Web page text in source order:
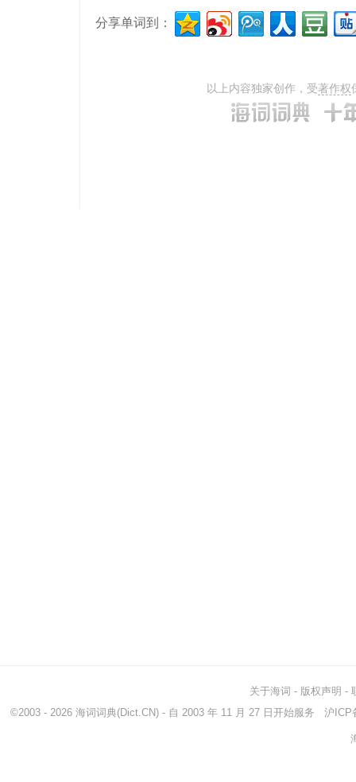
分享单词到：
以上内容独家创作，受著作权
关于海词 - 版权声明 -
©2003 - 2026 海词词典(Dict.CN) - 自 2003 年 11 月 27 日开始服务 沪ICP